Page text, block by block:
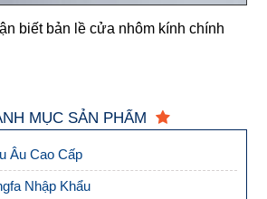
biết bản lề cửa nhôm kính chính
MỤC SẢN PHẨM
Âu Cao Cấp
Nhập Khẩu